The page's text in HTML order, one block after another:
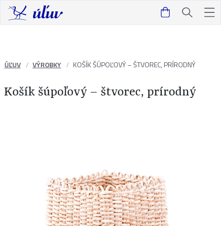
ÚĽUV VÝROBKY KOŠÍK ŠÚPOĽOVÝ – ŠTVOREC, PRÍRODNÝ
Košík šúpoľový – štvorec, prírodný